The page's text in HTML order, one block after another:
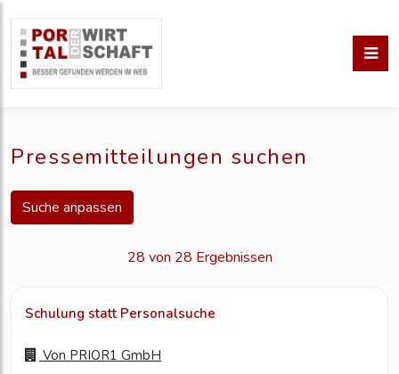
Pressemitteilungen suchen
Suche anpassen
28 von 28 Ergebnissen
Schulung statt Personalsuche
Von PRIOR1 GmbH